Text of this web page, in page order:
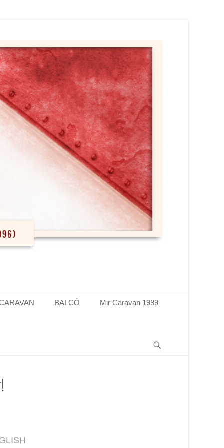
BALCÓ Mir Caravan 1989